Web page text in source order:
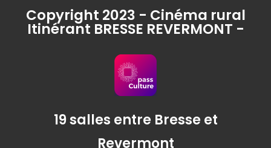
Copyright 2023 - Cinéma rural
Itinérant BRESSE REVERMONT -
19 salles entre Bresse et
Revermont